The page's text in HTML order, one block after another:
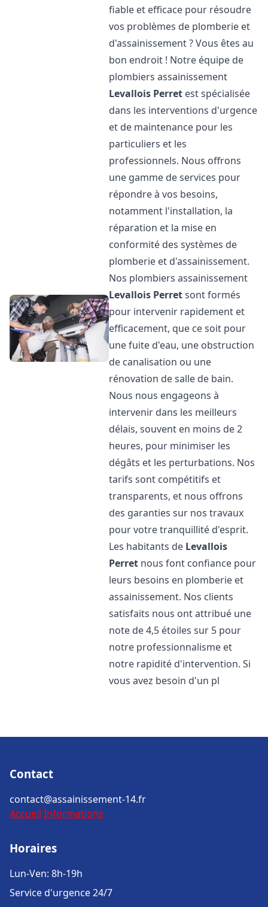
fiable et efficace pour résoudre
vos problèmes de plomberie et
d'assainissement ? Vous êtes au
bon endroit ! Notre équipe de
plombiers assainissement
Levallois Perret est spécialisée
dans les interventions d'urgence
et de maintenance pour les
particuliers et les
professionnels. Nous offrons
une gamme de services pour
répondre à vos besoins,
notamment l'installation, la
réparation et la mise en
conformité des systèmes de
plomberie et d'assainissement.
Nos plombiers assainissement
Levallois Perretsont formés
pour intervenir rapidement et
efficacement, que ce soit pour
une fuite d'eau, une obstruction
de canalisation ou une
rénovation de salle de bain.
Nous nous engageons à
intervenir dans les meilleurs
délais, souvent en moins de 2
heures, pour minimiser les
dégâts et les perturbations. Nos
tarifs sont compétitifs et
transparents, et nous offrons
des garanties sur nos travaux
pour votre tranquillité d'esprit.
Les habitants de Levallois
Perret nous font confiance pour
leurs besoins en plomberie et
assainissement. Nos clients
satisfaits nous ont attribué une
note de 4,5 étoiles sur 5 pour
notre professionnalisme et
notre rapidité d'intervention. Si
vous avez besoin d'un pl
Contact
contact@assainissement-14.fr
Accueil Informations
Horaires
Lun-Ven: 8h-19h
Service d'urgence 24/7